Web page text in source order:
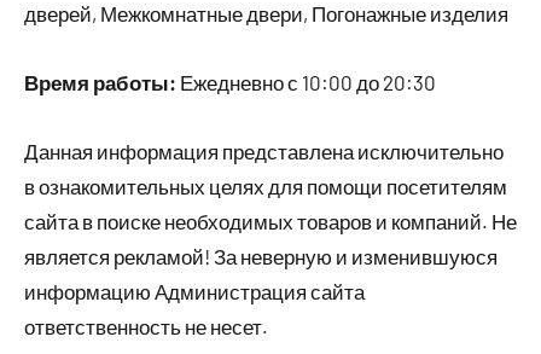
дверей, Межкомнатные двери, Погонажные изделия
Время работы: Ежедневно с 10:00 до 20:30
Данная информация представлена исключительно
в ознакомительных целях для помощи посетителям
сайта в поиске необходимых товаров и компаний. Не
является рекламой! За неверную и изменившуюся
информацию Администрация сайта
ответственность не несет.